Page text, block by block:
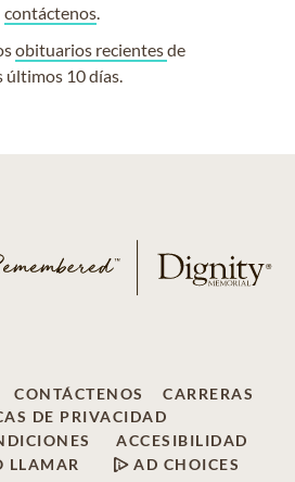
contáctenos.
obituarios recientesde
últimos 10 días.
CONTÁCTENOS
CARRERAS
DE PRIVACIDAD
ACCESIBILIDAD
LLAMAR
AD CHOICES